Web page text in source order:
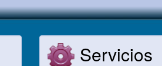
Servicios